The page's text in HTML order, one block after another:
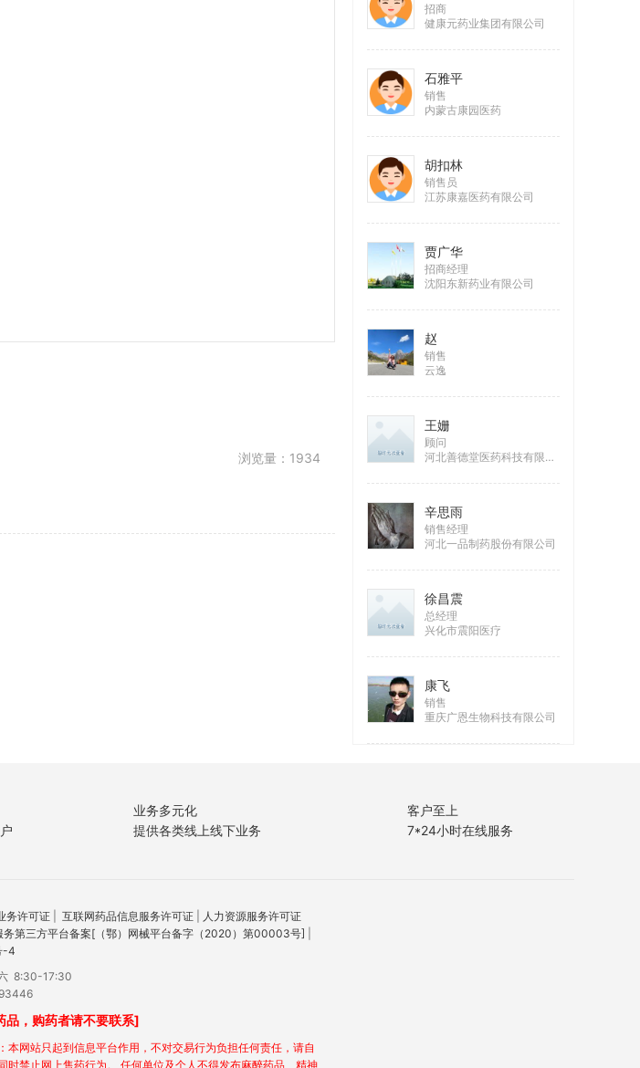
浏览量：1934
招商
健康元药业集团有限公司
石雅平
销售
内蒙古康园医药
胡扣林
销售员
江苏康嘉医药有限公司
贾广华
招商经理
沈阳东新药业有限公司
赵
销售
云逸
王姗
顾问
河北善德堂医药科技有限公司
辛思雨
销售经理
河北一品制药股份有限公司
徐昌震
总经理
兴化市震阳医疗
康飞
销售
重庆广恩生物科技有限公司
业务多元化
提供各类线上线下业务
客户至上
7*24小时在线服务
务许可证 互联网药品信息服务许可证
人力资源服务许可证
务第三方平台备案[（鄂）网械平台备字（2020）第00003号]
-4
8:30-17:30
品，购药者请不要联系]
本网站只起到信息平台作用，不对交易行为负担任何责任，请自
时禁止网上售药行为。 任何单位及个人不得发布麻醉药品、精神